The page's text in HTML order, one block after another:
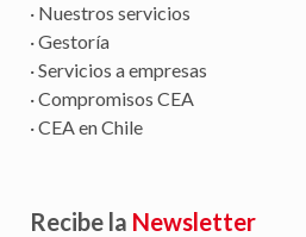
· Nuestros servicios
· Gestoría
· Servicios a empresas
· Compromisos CEA
· CEA en Chile
Recibe la Newsletter